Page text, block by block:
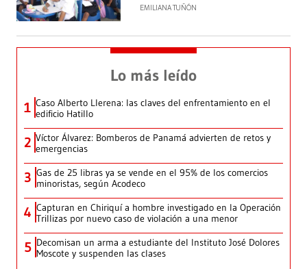
EMILIANA TUÑÓN
Lo más leído
1 Caso Alberto Llerena: las claves del enfrentamiento en el
edificio Hatillo
2 Víctor Álvarez: Bomberos de Panamá advierten de retos y
emergencias
3 Gas de 25 libras ya se vende en el 95% de los comercios
minoristas, según Acodeco
4 Capturan en Chiriquí a hombre investigado en la Operación
Trillizas por nuevo caso de violación a una menor
5 Decomisan un arma a estudiante del Instituto José Dolores
Moscote y suspenden las clases